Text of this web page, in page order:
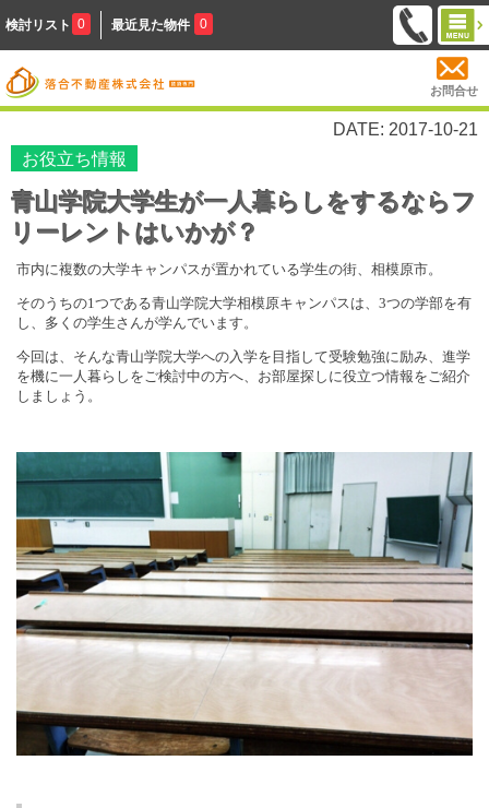
検討リスト 0 最近見た物件 0
お問合せ
DATE: 2017-10-21
お役立ち情報
青山学院大学生が一人暮らしをするならフ
リーレントはいかが？
市内に複数の大学キャンパスが置かれている学生の街、相模原市。
そのうちの1 つである青山学院大学相模原キャンパスは、 3つの学部を有
し、多くの学生さんが学んでいます。
今回は、そんな青山学院大学への入学を目指して受験勉強に励み、進学
を機に一人暮らしをご検討中の方へ、お部屋探しに役立つ情報をご紹介
しましょう。